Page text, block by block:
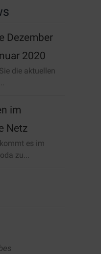
Dezember
2020
die aktuellen
im
Netz
es im
zu...